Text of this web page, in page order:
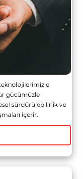
gücümüzle
sürdürülebilirlik ve
içerir.